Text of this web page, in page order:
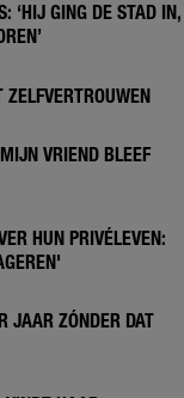
‘HIJ GING DE STAD IN,
VRIEND BLEEF
HUN PRIVÉLEVEN:
JAAR ZÓNDER DAT